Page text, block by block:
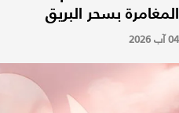
المغامرة بسحر البريق
04 آب 2026